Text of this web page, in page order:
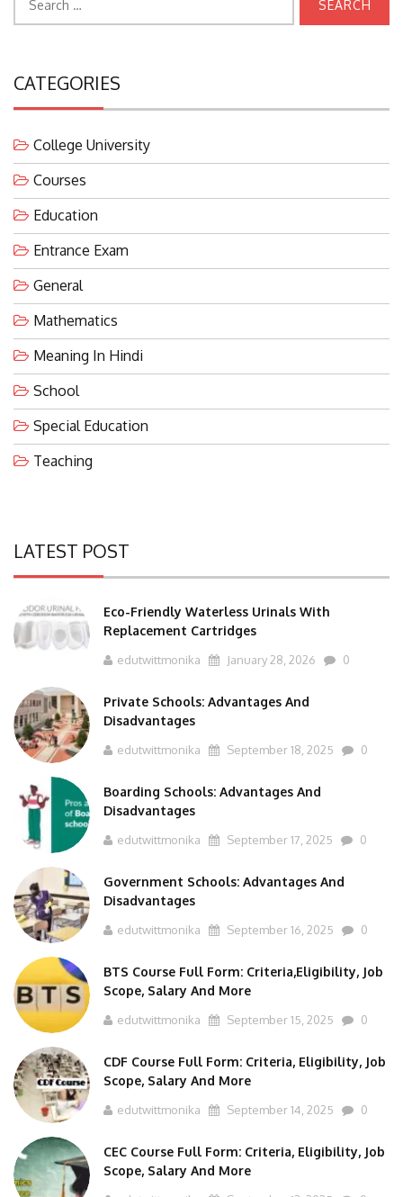
CATEGORIES
College University
Courses
Education
Entrance Exam
General
Mathematics
Meaning In Hindi
School
Special Education
Teaching
LATEST POST
Eco-Friendly Waterless Urinals With
Replacement Cartridges
edutwittmonika January 28, 2026 0
Private Schools: Advantages And
Disadvantages
edutwittmonika September 18, 2025 0
Boarding Schools: Advantages And
Disadvantages
edutwittmonika September 17, 2025 0
Government Schools: Advantages And
Disadvantages
edutwittmonika September 16, 2025 0
BTS Course Full Form: Criteria,Eligibility, Job
Scope, Salary And More
edutwittmonika September 15, 2025 0
CDF Course Full Form: Criteria, Eligibility, Job
Scope, Salary And More
edutwittmonika September 14, 2025 0
CEC Course Full Form: Criteria, Eligibility, Job
Scope, Salary And More